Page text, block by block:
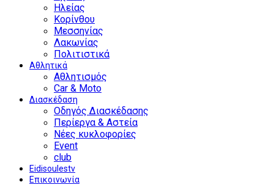
Ηλείας
Κορίνθου
Μεσσηνίας
Λακωνίας
Πολιτιστικά
Αθλητικά
Αθλητισμός
Car & Moto
Διασκέδαση
Οδηγός Διασκέδασης
Περίεργα & Αστεία
Νέες κυκλοφορίες
Event
club
Eidisoulestv
Επικοινωνία